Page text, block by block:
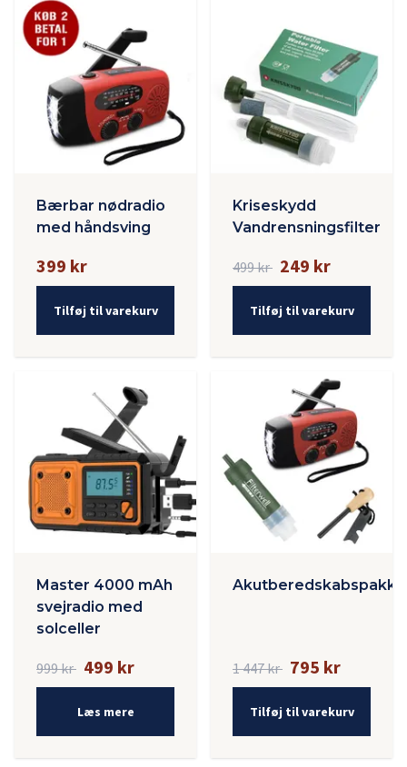
Bærbar nødradio
med håndsving
399 kr
Tilføj til varekurv
Kriseskydd
Vandrensningsfilter
499 kr 249 kr
Tilføj til varekurv
Master 4000 mAh
svejradio med
solceller
999 kr 499 kr
Læs mere
1 447 kr 795 kr
Tilføj til varekurv